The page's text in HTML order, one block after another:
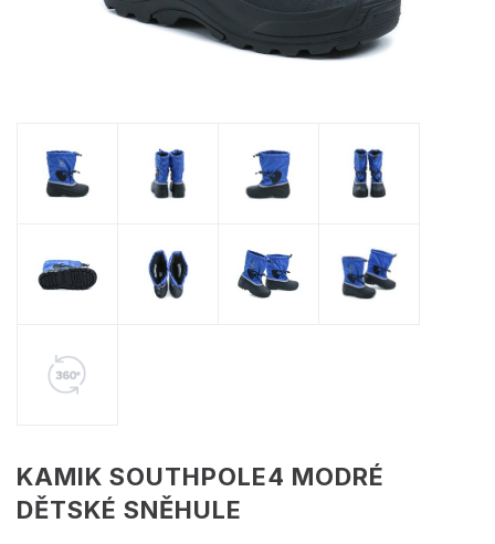
KAMIK SOUTHPOLE4 MODRÉ
DĚTSKÉ SNĚHULE